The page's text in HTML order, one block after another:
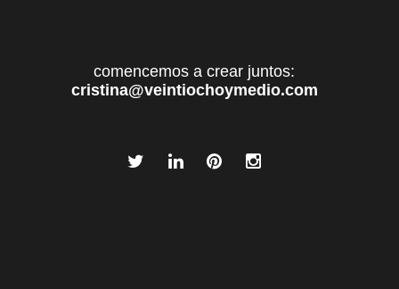
comencemos a crear juntos:
cristina@veintiochoymedio.com